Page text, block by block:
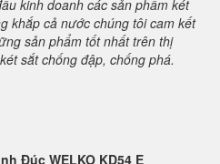
kinh doanh các sản phẩm két
khắp cả nước chúng tôi cam kết
sản phẩm tốt nhất trên thị
sắt chống đập, chống phá.
Đúc WELKO KD54 E